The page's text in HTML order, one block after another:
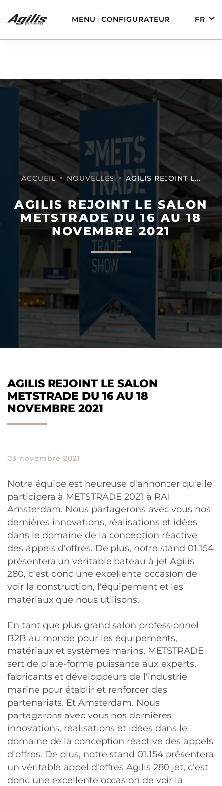
MENU CONFIGURATEUR
FR
AGILIS 280
AGILIS 280E
AGILIS 305C
AGILIS 330C
AGILIS 355C
AGILIS 360D
ACCUEIL NOUVELLES AGILIS REJOINT L...
AGILIS REJOINT LE SALON
METSTRADE DU 16 AU 18
NOVEMBRE 2021
AGILIS REJOINT LE SALON
METSTRADE DU 16 AU 18
NOVEMBRE 2021
03 novembre 2021
Notre équipe est heureuse d'annoncer qu'elle
participera à METSTRADE 2021 à RAI
Amsterdam. Nous partagerons avec vous nos
dernières innovations, réalisations et idées
dans le domaine de la conception réactive
des appels d'offres. De plus, notre stand 01.154
présentera un véritable bateau à jet Agilis
280, c'est donc une excellente occasion de
voir la construction, l'équipement et les
matériaux que nous utilisons.
En tant que plus grand salon professionnel
B2B au monde pour les équipements,
matériaux et systèmes marins, METSTRADE
sert de plate-forme puissante aux experts,
fabricants et développeurs de l'industrie
marine pour établir et renforcer des
partenariats. Et Amsterdam. Nous
partagerons avec vous nos dernières
innovations, réalisations et idées dans le
domaine de la conception réactive des appels
d'offres. De plus, notre stand 01.154 présentera
un véritable appel d'offres Agilis 280 jet, c'est
donc une excellente occasion de voir la